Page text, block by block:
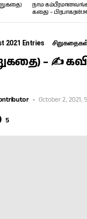
நாம
கதை) – பிரபாகரன்.M
2021 Entries
– ✍
October 2, 2021,
5